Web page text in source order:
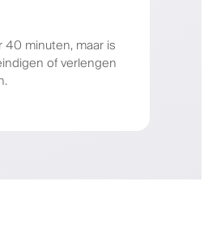
minuten, maar is
of verlengen